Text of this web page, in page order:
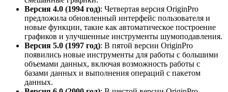
Версия 4.0 (1994 год): Четвертая версия OriginPro
предложила обновленный интерфейс пользователя и
новые функции, такие как автоматическое построение
графиков и улучшенные инструменты шумоподавления.
Версия 5.0 (1997 год): В пятой версии OriginPro
появились новые инструменты для работы с большими
объемами данных, включая возможность работы с
базами данных и выполнения операций с пакетом
данных.